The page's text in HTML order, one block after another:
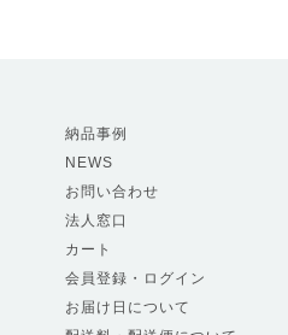
納品事例
NEWS
お問い合わせ
法人窓口
カート
会員登録・ログイン
お届け日について